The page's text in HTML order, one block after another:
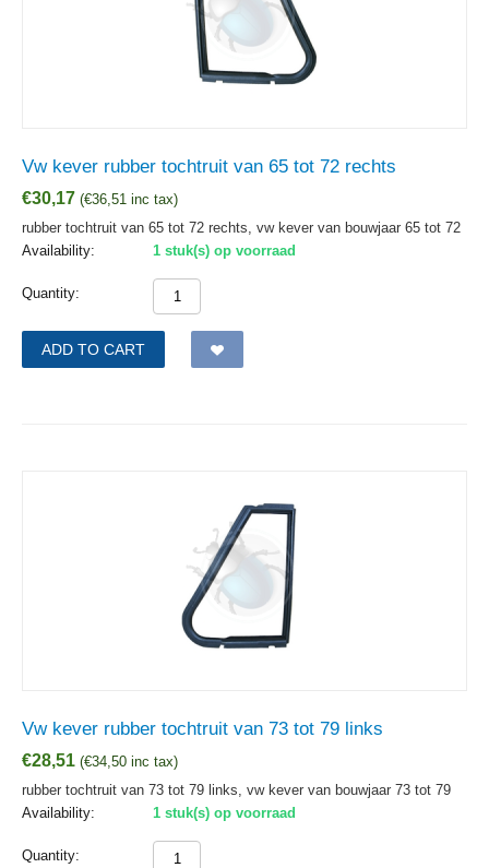
Vw kever rubber tochtruit van 65 tot 72 rechts
€30,17 (€36,51 inc tax)
rubber tochtruit van 65 tot 72 rechts, vw kever van bouwjaar 65 tot 72
Availability:
1 stuk(s) op voorraad
Quantity:
ADD TO CART
Vw kever rubber tochtruit van 73 tot 79 links
€28,51 (€34,50 inc tax)
rubber tochtruit van 73 tot 79 links, vw kever van bouwjaar 73 tot 79
Availability:
1 stuk(s) op voorraad
Quantity: